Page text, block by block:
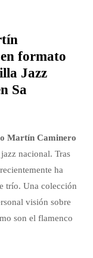
formato
Jazz
Sa
Martín Caminero
nacional. Tras
ha
trío. Una colección
visión sobre
son el flamenco